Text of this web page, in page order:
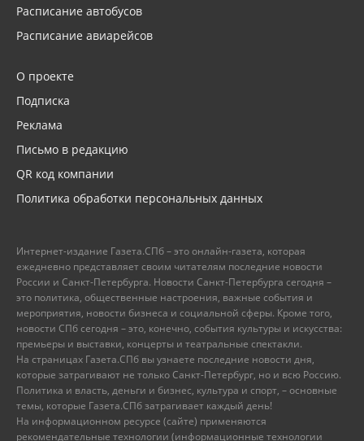
Расписание автобусов
Расписание авиарейсов
О проекте
Подписка
Реклама
Письмо в редакцию
QR код компании
Политика обработки персональных данных
Интернет-издание Газета.СПб – это онлайн-газета, которая
ежедневно представляет своим читателям последние новости
России и Санкт-Петербурга. Новости Санкт-Петербурга сегодня –
это политика, общественные настроения, важные события и
мероприятия, новости бизнеса и социальной сферы. Кроме того,
новости СПб сегодня – это, конечно, события культуры и искусства:
премьеры и выставки, концерты и театральные спектакли.
На страницах Газета.СПб вы узнаете последние новости дня,
которые затрагивают не только Санкт-Петербург, но и всю Россию.
Политика и власть, деньги и бизнес, культура и спорт, – основные
темы, которые Газета.СПб затрагивает каждый день!
На информационном ресурсе (сайте) применяются
рекомендательные технологии (информационные технологии